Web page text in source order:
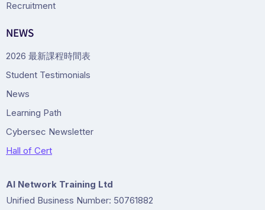
Recruitment
NEWS
2026 最新課程時間表
Student Testimonials
News
Learning Path
Cybersec Newsletter
Hall of Cert
Al Network Training Ltd
Unified Business Number: 50761882